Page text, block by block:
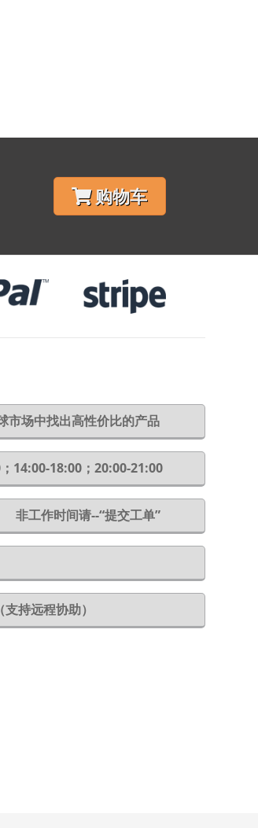
购物车
场中找出高性价比的产品
14:00-18:00；20:00-21:00
工作时间请--“提交工单”
持远程协助）